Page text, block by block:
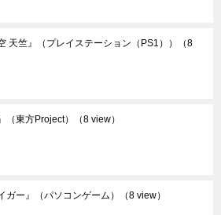
天竺』（プレイステーション（PS1））
（8
（東方Project） （8 view）
ガー』（パソコンゲーム） （8 view）